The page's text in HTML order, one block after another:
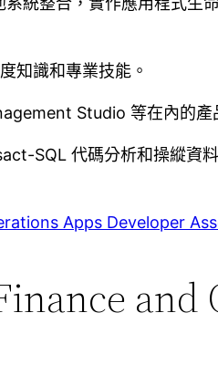
知識和專業技能。
Studio 等在內的產
SQL 代碼分析和操縱資
Apps Developer
and